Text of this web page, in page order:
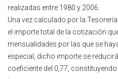
realizadas entre 1980 y 2006.
Una vez calculado por la
el importe total de la cotización
mensualidades por las que se
especial, dicho importe se
coeficiente del 0,77,